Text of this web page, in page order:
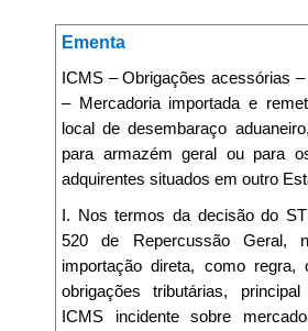
Ementa
ICMS – Obrigações acessórias
– Mercadoria importada e
local de desembaraço
para armazém geral ou para
adquirentes situados em outro
I. Nos termos da decisão do
520 de Repercussão Geral,
importação direta, como regra,
obrigações tributárias,
ICMS incidente sobre